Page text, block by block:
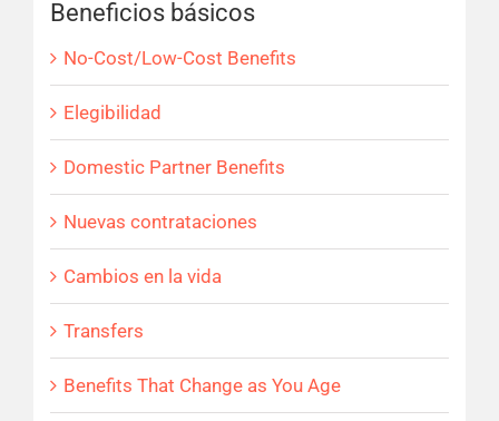
Beneficios básicos
No-Cost/Low-Cost Benefits
Elegibilidad
Domestic Partner Benefits
Nuevas contrataciones
Cambios en la vida
Transfers
Benefits That Change as You Age